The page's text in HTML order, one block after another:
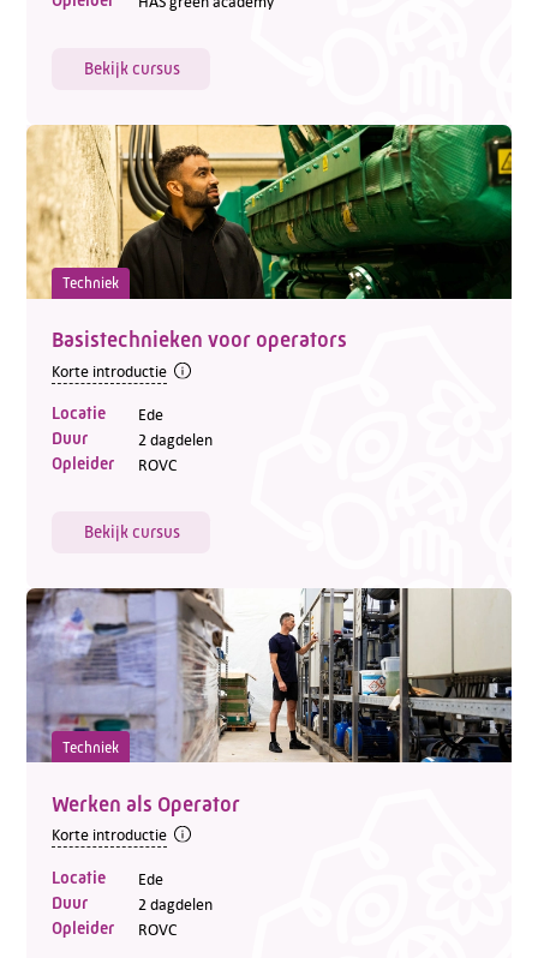
Bekijk cursus
Techniek
Basistechnieken voor operators
Korte introductie
Locatie Ede
Duur 2 dagdelen
Opleider ROVC
Bekijk cursus
Techniek
Werken als Operator
Korte introductie
Locatie Ede
Duur 2 dagdelen
Opleider ROVC